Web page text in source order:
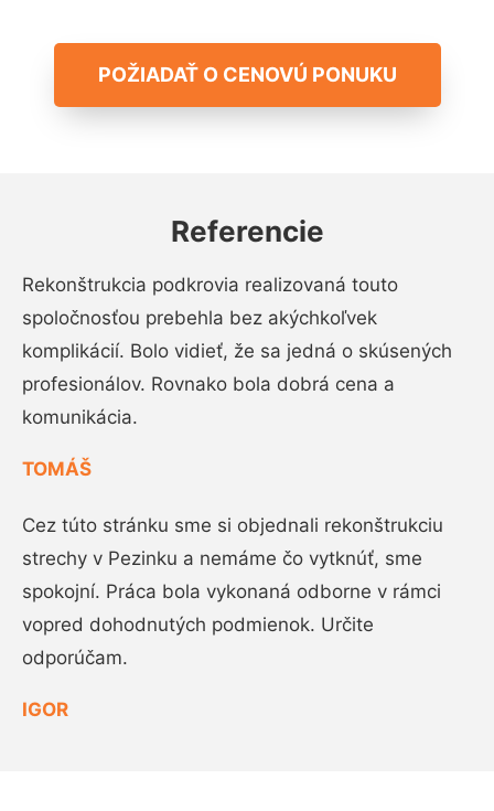
POŽIADAŤ O CENOVÚ PONUKU
Referencie
Rekonštrukcia podkrovia realizovaná touto
spoločnosťou prebehla bez akýchkoľvek
komplikácií. Bolo vidieť, že sa jedná o skúsených
profesionálov. Rovnako bola dobrá cena a
komunikácia.
TOMÁŠ
Cez túto stránku sme si objednali rekonštrukciu
strechy v Pezinku a nemáme čo vytknúť, sme
spokojní. Práca bola vykonaná odborne v rámci
vopred dohodnutých podmienok. Určite
odporúčam.
IGOR